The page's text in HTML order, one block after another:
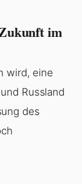
im
wird, eine
Russland
des